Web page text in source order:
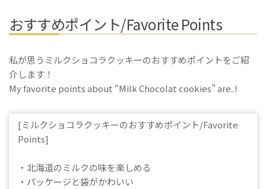
おすすめポイント/Favorite Points
私が思うミルクショコラクッキーのおすすめポイントをご紹
介します！
My favorite points about “Milk Chocolat cookies” are..!
[ミルクショコラクッキーのおすすめポイント/Favorite
Points]
・北海道のミルクの味を楽しめる
・パッケージと袋がかわいい